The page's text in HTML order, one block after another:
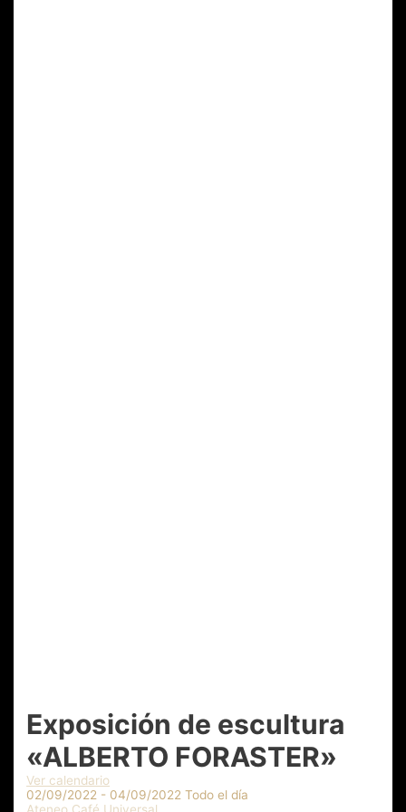
Exposición de escultura
«ALBERTO FORASTER»
Ver calendario
02/09/2022 - 04/09/2022 Todo el día